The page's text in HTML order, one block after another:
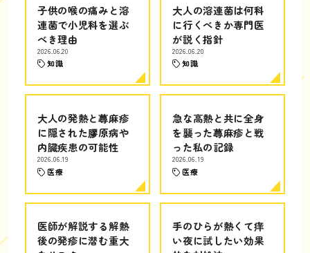
子供の喉の痛みと溶
連菌で小児科を選ぶ
べき理由
2026.06.20
知識
大人の溶連菌は何科
に行くべきか専門医
が説く指針
2026.06.20
知識
大人の発熱と蕁麻疹
に隠された膠原病や
内臓疾患の可能性
2026.06.19
医療
急な高熱と共に全身
を襲った蕁麻疹と戦
った私の記録
2026.06.19
医療
医師が解説する解熱
後の発疹に潜む重大
手のひらが熱くて痒
い夜に試したい効果